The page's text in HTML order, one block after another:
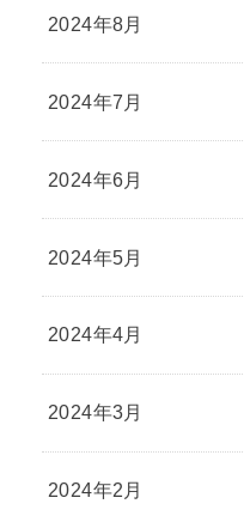
2024年8月
2024年7月
2024年6月
2024年5月
2024年4月
2024年3月
2024年2月